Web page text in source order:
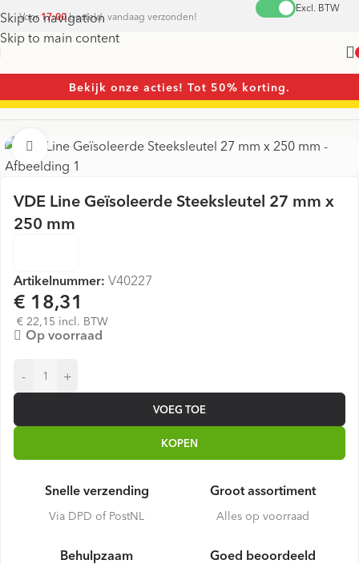
Skip to navigation
Skip to main content
Voor 17:00besteld, vandaag verzonden!
Excl. BTW
Bekijk onze acties! Tot 50% korting.
Home/Sleutels/Steeksleutels
Vergroten
VDE Line Geïsoleerde Steeksleutel 27 mm x
250 mm
Artikelnummer: V40227
€ 18,31
€ 22,15 incl. BTW
Op voorraad
- +
VOEG TOE
KOPEN
Snelle verzending
Via DPD of PostNL
Groot assortiment
Alles op voorraad
Behulpzaam Goed beoordeeld